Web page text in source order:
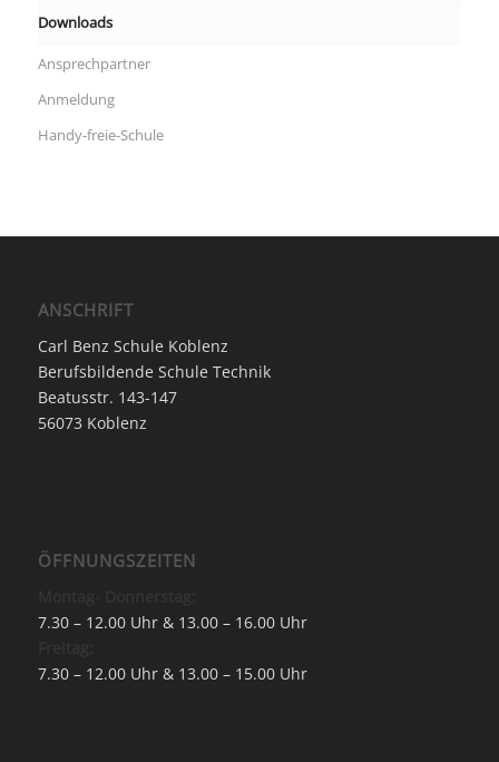
Downloads
Ansprechpartner
Anmeldung
Handy-freie-Schule
ANSCHRIFT
Carl Benz Schule Koblenz
Berufsbildende Schule Technik
Beatusstr. 143-147
56073 Koblenz
ÖFFNUNGSZEITEN
7.30 – 12.00 Uhr & 13.00 – 16.00 Uhr
7.30 – 12.00 Uhr & 13.00 – 15.00 Uhr